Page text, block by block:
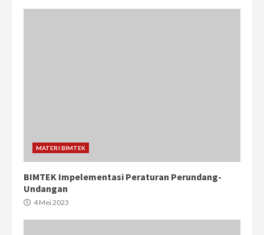
MATERI BIMTEK
BIMTEK Impelementasi Peraturan Perundang-
Undangan
4 Mei 2023